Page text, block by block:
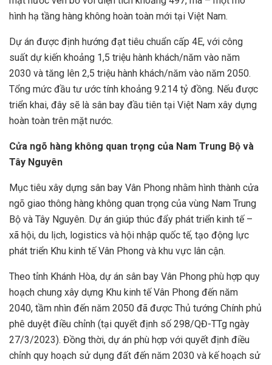
hình hạ tầng hàng không hoàn toàn mới tại Việt Nam.
Dự án được định hướng đạt tiêu chuẩn cấp 4E, với công
suất dự kiến khoảng 1,5 triệu hành khách/năm vào năm
2030 và tăng lên 2,5 triệu hành khách/năm vào năm 2050.
Tổng mức đầu tư ước tính khoảng 9.214 tỷ đồng. Nếu được
triển khai, đây sẽ là sân bay đầu tiên tại Việt Nam xây dựng
hoàn toàn trên mặt nước.
Cửa ngõ hàng không quan trọng của Nam Trung Bộ và
Tây Nguyên
Mục tiêu xây dựng sân bay Vân Phong nhằm hình thành cửa
ngõ giao thông hàng không quan trọng của vùng Nam Trung
Bộ và Tây Nguyên. Dự án giúp thúc đẩy phát triển kinh tế –
xã hội, du lịch, logistics và hội nhập quốc tế, tạo động lực
phát triển Khu kinh tế Vân Phong và khu vực lân cận.
Theo tỉnh Khánh Hòa, dự án sân bay Vân Phong phù hợp quy
hoạch chung xây dựng Khu kinh tế Vân Phong đến năm
2040, tầm nhìn đến năm 2050 đã được Thủ tướng Chính phủ
phê duyệt điều chỉnh (tại quyết định số 298/QĐ-TTg ngày
27/3/2023). Đồng thời, dự án phù hợp với quyết định điều
chỉnh quy hoạch sử dụng đất đến năm 2030 và kế hoạch sử